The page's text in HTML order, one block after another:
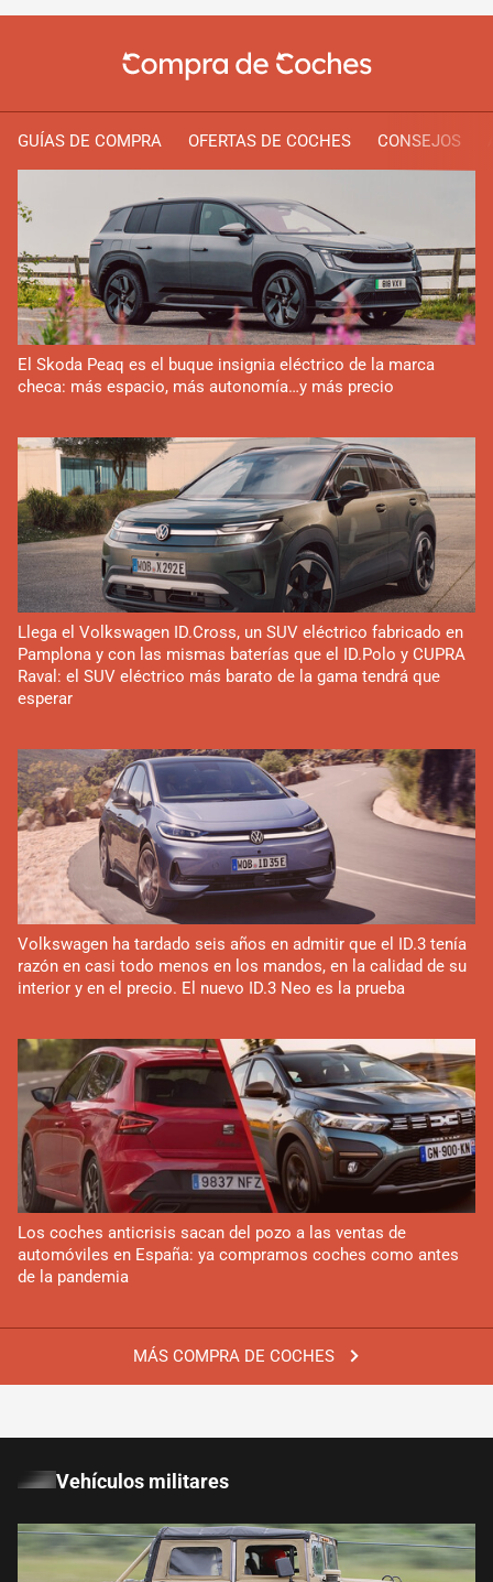
GUÍAS DE COMPRA OFERTAS DE COCHES CONSEJOS
MÁS COMPRA DE COCHES
El Skoda Peaq es el buque insignia eléctrico de la marca
checa: más espacio, más autonomía…y más precio
Llega el Volkswagen ID.Cross, un SUV eléctrico fabricado en
Pamplona y con las mismas baterías que el ID.Polo y CUPRA
Raval: el SUV eléctrico más barato de la gama tendrá que
esperar
Volkswagen ha tardado seis años en admitir que el ID.3 tenía
razón en casi todo menos en los mandos, en la calidad de su
interior y en el precio. El nuevo ID.3 Neo es la prueba
Los coches anticrisis sacan del pozo a las ventas de
automóviles en España: ya compramos coches como antes
de la pandemia
Vehículos militares